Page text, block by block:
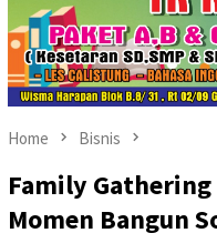
Home Bisnis
Family Gathering
Momen Bangun